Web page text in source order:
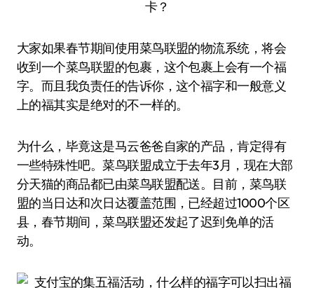
大家如果春节期间使用菜鸟联盟的物流系统，将会
收到一个菜鸟联盟的包裹，这个包裹上会有一个福
字。而且我负责任的告诉你，这个福字和一般意义
上的福其实是绝对的不一样的。
为什么，毕竟这是马云爸爸自家的产品，肯定得有
一些特殊性吧。菜鸟联盟成立于去年3月，现在大部
分天猫的商品都已由菜鸟联盟配送。目前，菜鸟联
盟的当日达和次日达覆盖范围，已经超过1000个区
县，春节期间，菜鸟联盟还发起了迟到免单的活
动。